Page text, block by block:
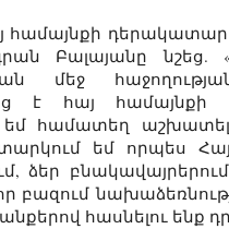
համայնքի
Բալայանը նշեց.
մեջ
է հայ համայնքի
եմ համատեղ
եմ որպես
ձեր
բազում
հասնելու ենք